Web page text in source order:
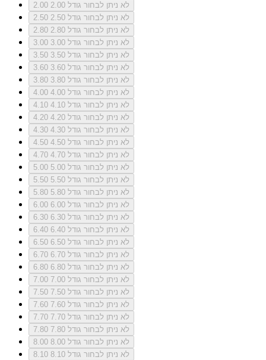
2.00
לא ניתן לבחור גודל 2.00
2.50
לא ניתן לבחור גודל 2.50
2.80
לא ניתן לבחור גודל 2.80
3.00
לא ניתן לבחור גודל 3.00
3.50
לא ניתן לבחור גודל 3.50
3.60
לא ניתן לבחור גודל 3.60
3.80
לא ניתן לבחור גודל 3.80
4.00
לא ניתן לבחור גודל 4.00
4.10
לא ניתן לבחור גודל 4.10
4.20
לא ניתן לבחור גודל 4.20
4.30
לא ניתן לבחור גודל 4.30
4.50
לא ניתן לבחור גודל 4.50
4.70
לא ניתן לבחור גודל 4.70
5.00
לא ניתן לבחור גודל 5.00
5.50
לא ניתן לבחור גודל 5.50
5.80
לא ניתן לבחור גודל 5.80
6.00
לא ניתן לבחור גודל 6.00
6.30
לא ניתן לבחור גודל 6.30
6.40
לא ניתן לבחור גודל 6.40
6.50
לא ניתן לבחור גודל 6.50
6.70
לא ניתן לבחור גודל 6.70
6.80
לא ניתן לבחור גודל 6.80
7.00
לא ניתן לבחור גודל 7.00
7.50
לא ניתן לבחור גודל 7.50
7.60
לא ניתן לבחור גודל 7.60
7.70
לא ניתן לבחור גודל 7.70
7.80
לא ניתן לבחור גודל 7.80
8.00
לא ניתן לבחור גודל 8.00
8.10
לא ניתן לבחור גודל 8.10